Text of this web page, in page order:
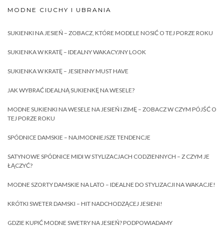
MODNE CIUCHY I UBRANIA
SUKIENKI NA JESIEŃ – ZOBACZ, KTÓRE MODELE NOSIĆ O TEJ PORZE ROKU
SUKIENKA W KRATĘ – IDEALNY WAKACYJNY LOOK
SUKIENKA W KRATĘ – JESIENNY MUST HAVE
JAK WYBRAĆ IDEALNĄ SUKIENKĘ NA WESELE?
MODNE SUKIENKI NA WESELE NA JESIEŃ I ZIMĘ – ZOBACZ W CZYM PÓJŚĆ O
TEJ PORZE ROKU
SPÓDNICE DAMSKIE – NAJMODNIEJSZE TENDENCJE
SATYNOWE SPÓDNICE MIDI W STYLIZACJACH CODZIENNYCH – Z CZYM JE
ŁĄCZYĆ?
MODNE SZORTY DAMSKIE NA LATO – IDEALNE DO STYLIZACJI NA WAKACJE!
KRÓTKI SWETER DAMSKI – HIT NADCHODZĄCEJ JESIENI!
GDZIE KUPIĆ MODNE SWETRY NA JESIEŃ? PODPOWIADAMY